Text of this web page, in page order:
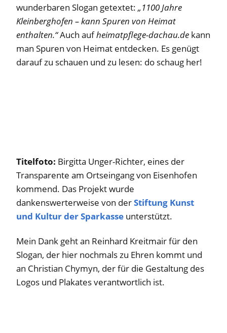
wunderbaren Slogan getextet: „1100 Jahre
Kleinberghofen – kann Spuren von Heimat
enthalten.“Auch aufheimatpflege-dachau.de kann
man Spuren von Heimat entdecken. Es genügt
darauf zu schauen und zu lesen: do schaug her!
Titelfoto: Birgitta Unger-Richter, eines der
Transparente am Ortseingang von Eisenhofen
kommend. Das Projekt wurde
dankenswerterweise von derStiftung Kunst
und Kultur der Sparkasse unterstützt.
Mein Dank geht an Reinhard Kreitmair für den
Slogan, der hier nochmals zu Ehren kommt und
an Christian Chymyn, der für die Gestaltung des
Logos und Plakates verantwortlich ist.